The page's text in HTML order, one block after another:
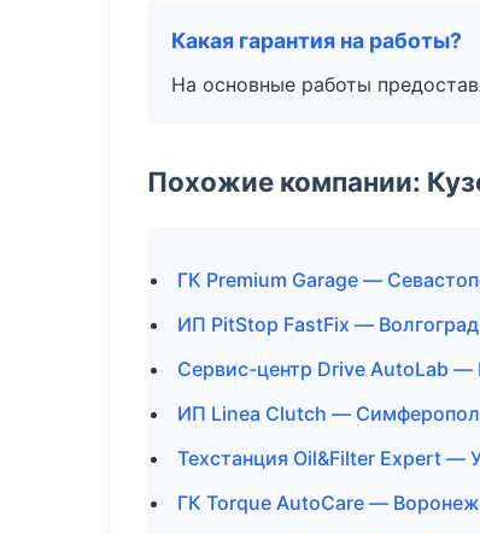
Какая гарантия на работы?
На основные работы
Похожие компании:
ГК Premium Garage —
ИП PitStop FastFix — Волгоград
Сервис-центр Drive AutoLab —
ИП Linea Clutch —
Техстанция Oil&Filter Expert —
ГК Torque AutoCare — Воронеж